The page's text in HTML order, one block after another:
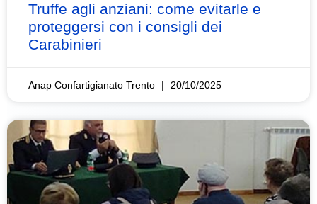
Truffe agli anziani: come evitarle e
proteggersi con i consigli dei
Carabinieri
Anap Confartigianato Trento 20/10/2025